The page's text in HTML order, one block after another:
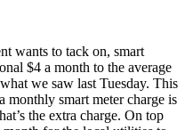
wants to tack on, smart
$4 a month to the average
we saw last Tuesday. This
monthly smart meter charge is
the extra charge. On top